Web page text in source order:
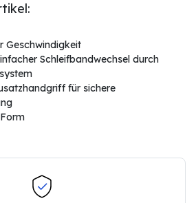
Geschwindigkeit
Schleifbandwechsel durch
für sichere